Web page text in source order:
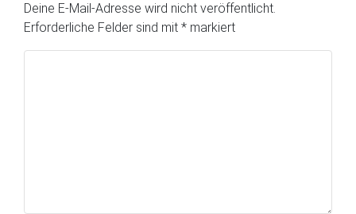
Deine E-Mail-Adresse wird nicht veröffentlicht.
Erforderliche Felder sind mit * markiert